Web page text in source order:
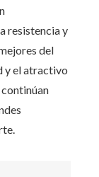
resistencia y
del
y el atractivo